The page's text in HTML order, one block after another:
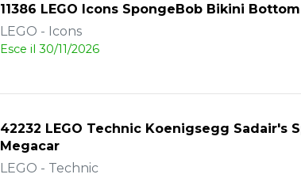
11386 LEGO Icons SpongeBob Bikini Bottom
LEGO - Icons
Esce il 30/11/2026
42232 LEGO Technic Koenigsegg Sadair's
Megacar
LEGO - Technic